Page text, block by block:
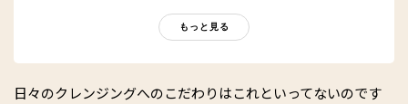
もに、編集部員も自らさまざまなヘルシーネタを日々お試し
もっと見る
日々のクレンジングへのこだわりはこれといってないのです